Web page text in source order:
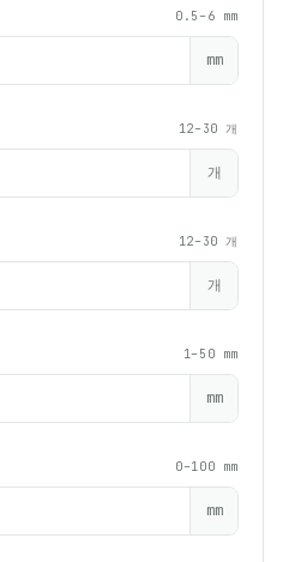
0.5–6 mm
mm
12–30 개
개
12–30 개
개
1–50 mm
mm
0–100 mm
mm